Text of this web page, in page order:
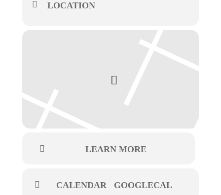
LOCATION
LEARN MORE
CALENDAR GOOGLECAL